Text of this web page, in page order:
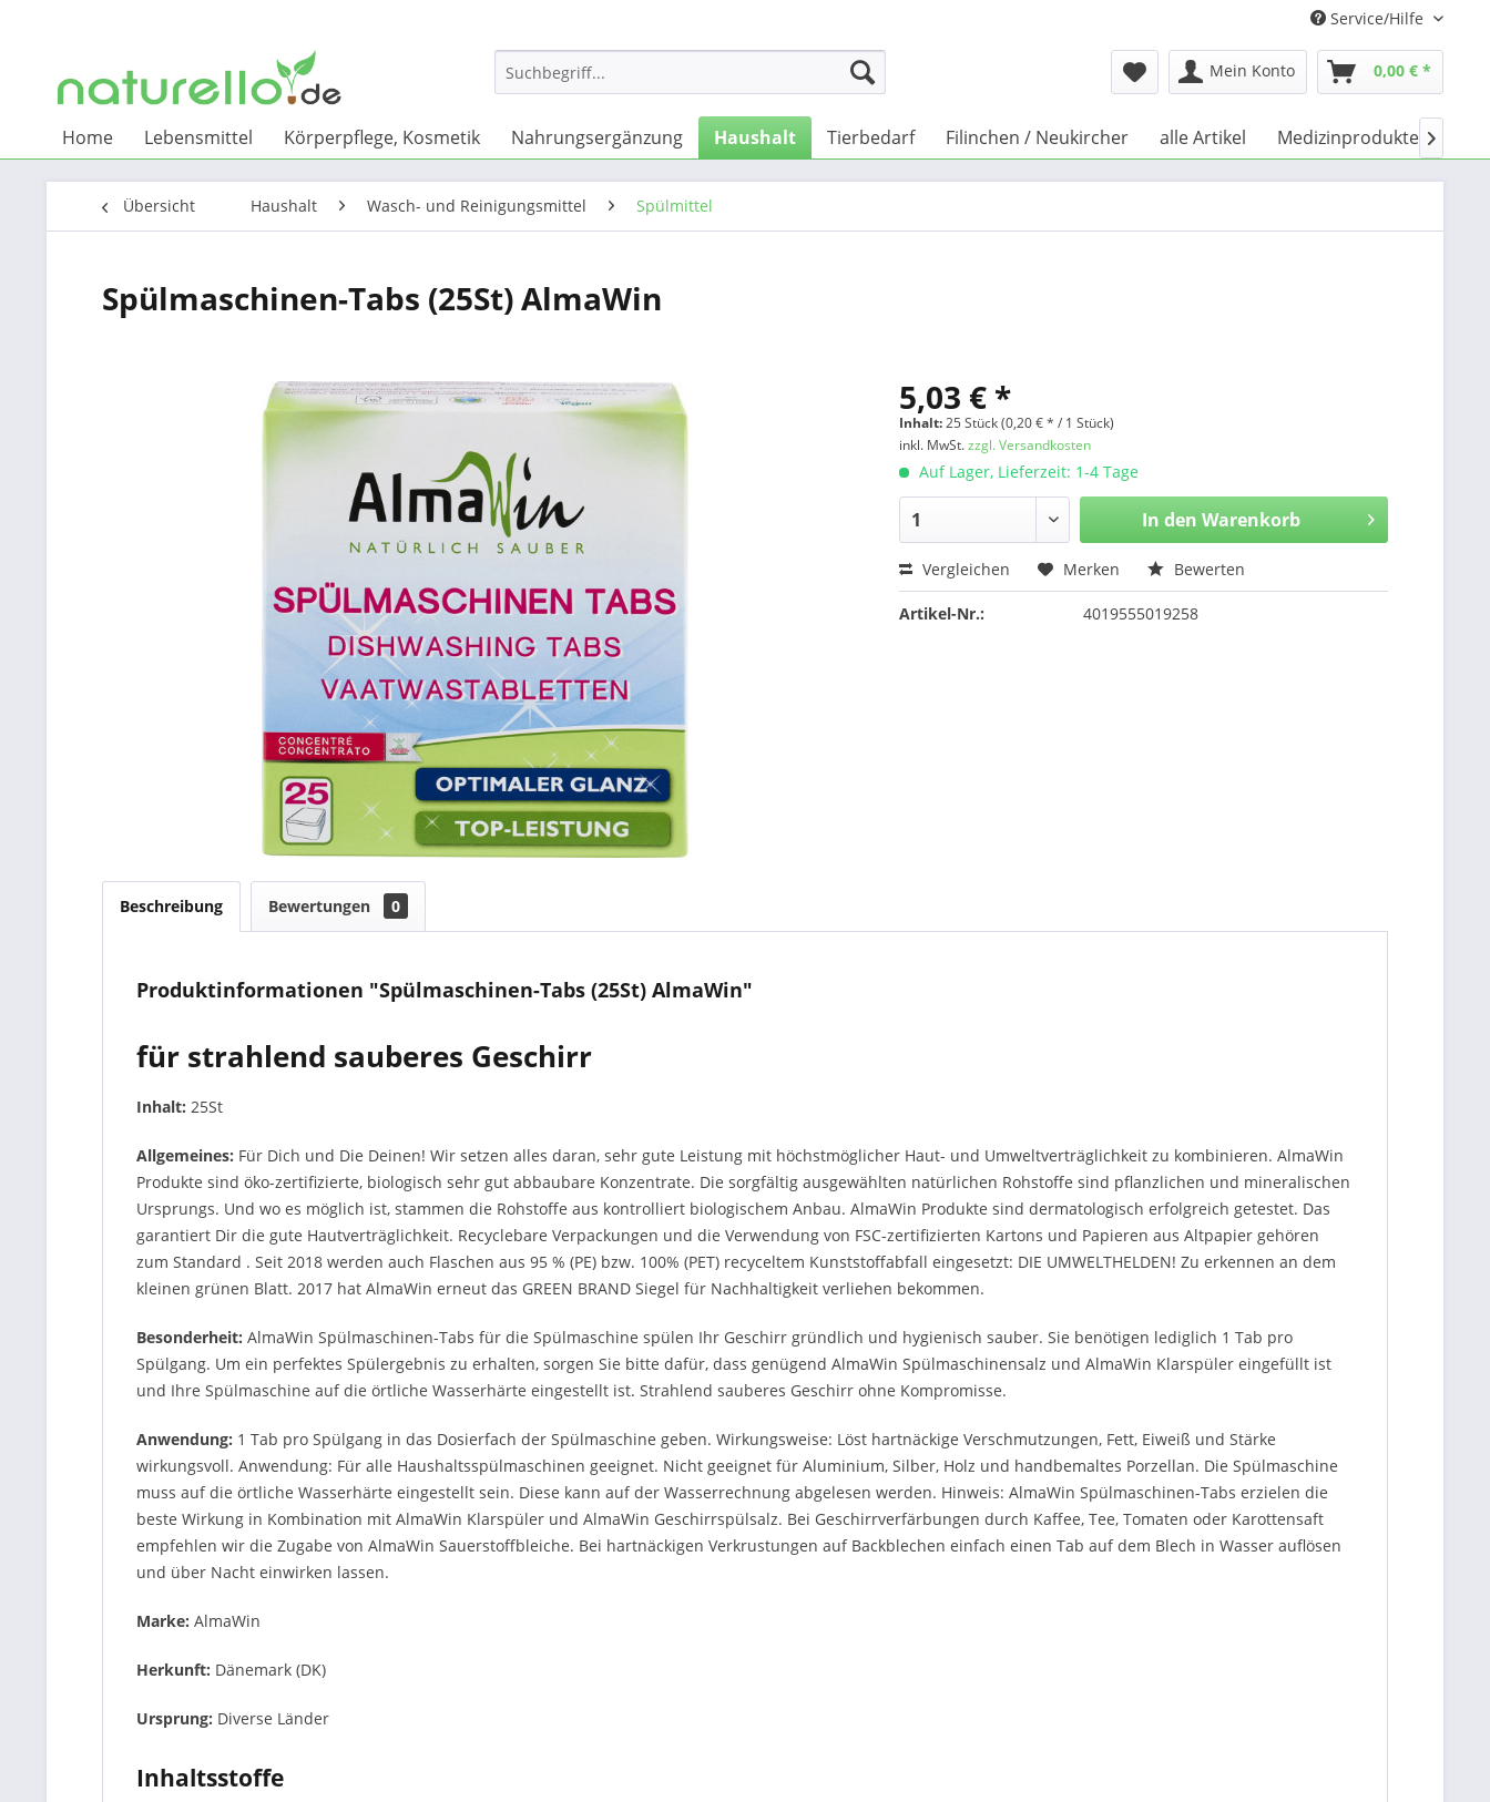
Service/Hilfe
Mein Konto 0,00 € *
Home Lebensmittel Körperpflege, Kosmetik Nahrungsergänzung Haushalt Tierbedarf Filinchen / Neukircher alle Artikel Medizinprodukte 
Übersicht Haushalt Wasch- und Reinigungsmittel Spülmittel
Spülmaschinen-Tabs (25St) AlmaWin
5,03 € *
Inhalt:25 Stück (0,20 € * / 1 Stück)
inkl. MwSt.zzgl. Versandkosten
Auf Lager, Lieferzeit: 1-4 Tage
In den Warenkorb
Vergleichen Merken Bewerten
Artikel-Nr.: 4019555019258
Beschreibung Bewertungen 0
Produktinformationen "Spülmaschinen-Tabs (25St) AlmaWin"
für strahlend sauberes Geschirr
Inhalt: 25St
Allgemeines: Für Dich und Die Deinen! Wir setzen alles daran, sehr gute Leistung mit höchstmöglicher Haut- und Umweltverträglichkeit zu kombinieren. AlmaWin
Produkte sind öko-zertifizierte, biologisch sehr gut abbaubare Konzentrate. Die sorgfältig ausgewählten natürlichen Rohstoffe sind pflanzlichen und mineralischen
Ursprungs. Und wo es möglich ist, stammen die Rohstoffe aus kontrolliert biologischem Anbau. AlmaWin Produkte sind dermatologisch erfolgreich getestet. Das
garantiert Dir die gute Hautverträglichkeit. Recyclebare Verpackungen und die Verwendung von FSC-zertifizierten Kartons und Papieren aus Altpapier gehören
zum Standard . Seit 2018 werden auch Flaschen aus 95 % (PE) bzw. 100% (PET) recyceltem Kunststoffabfall eingesetzt: DIE UMWELTHELDEN! Zu erkennen an dem
kleinen grünen Blatt. 2017 hat AlmaWin erneut das GREEN BRAND Siegel für Nachhaltigkeit verliehen bekommen.
Besonderheit: AlmaWin Spülmaschinen-Tabs für die Spülmaschine spülen Ihr Geschirr gründlich und hygienisch sauber. Sie benötigen lediglich 1 Tab pro
Spülgang. Um ein perfektes Spülergebnis zu erhalten, sorgen Sie bitte dafür, dass genügend AlmaWin Spülmaschinensalz und AlmaWin Klarspüler eingefüllt ist
und Ihre Spülmaschine auf die örtliche Wasserhärte eingestellt ist. Strahlend sauberes Geschirr ohne Kompromisse.
Anwendung: 1 Tab pro Spülgang in das Dosierfach der Spülmaschine geben. Wirkungsweise: Löst hartnäckige Verschmutzungen, Fett, Eiweiß und Stärke
wirkungsvoll. Anwendung: Für alle Haushaltsspülmaschinen geeignet. Nicht geeignet für Aluminium, Silber, Holz und handbemaltes Porzellan. Die Spülmaschine
muss auf die örtliche Wasserhärte eingestellt sein. Diese kann auf der Wasserrechnung abgelesen werden. Hinweis: AlmaWin Spülmaschinen-Tabs erzielen die
beste Wirkung in Kombination mit AlmaWin Klarspüler und AlmaWin Geschirrspülsalz. Bei Geschirrverfärbungen durch Kaffee, Tee, Tomaten oder Karottensaft
empfehlen wir die Zugabe von AlmaWin Sauerstoffbleiche. Bei hartnäckigen Verkrustungen auf Backblechen einfach einen Tab auf dem Blech in Wasser auflösen
und über Nacht einwirken lassen.
Marke: AlmaWin
Herkunft: Dänemark (DK)
Ursprung: Diverse Länder
Inhaltsstoffe